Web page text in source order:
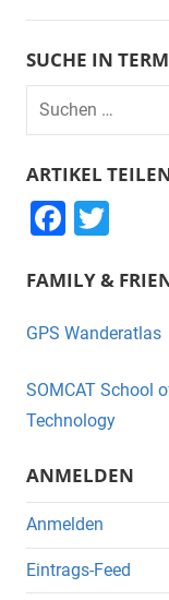
SUCHE IN
Suchen
nach:
ARTIKEL
F
c
e
o
o
k
tt
er
FAMILY &
GPS Wanderatlas
SOMCAT School
Technology
ANMELDEN
Anmelden
Eintrags-Feed